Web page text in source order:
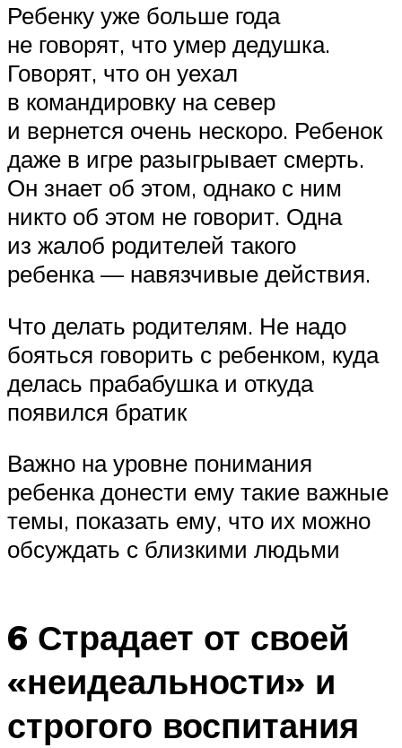
Ребенку уже больше года
не говорят, что умер дедушка.
Говорят, что он уехал
в командировку на север
и вернется очень нескоро. Ребенок
даже в игре разыгрывает смерть.
Он знает об этом, однако с ним
никто об этом не говорит. Одна
из жалоб родителей такого
ребенка — навязчивые действия.
Что делать родителям. Не надо
бояться говорить с ребенком, куда
делась прабабушка и откуда
появился братик
Важно на уровне понимания
ребенка донести ему такие важные
темы, показать ему, что их можно
обсуждать с близкими людьми
6 Страдает от своей
«неидеальности» и
строгого воспитания